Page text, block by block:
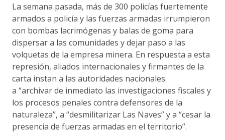
La semana pasada, más de 300 policías fuertemente
armados a policía y las fuerzas armadas irrumpieron
con bombas lacrimógenas y balas de goma para
dispersar a las comunidades y dejar paso a las
volquetas de la empresa minera. En respuesta a esta
represión, aliados internacionales y firmantes de la
carta instan a las autoridades nacionales
a “archivarde inmediato las investigaciones fiscales y
los procesos penales contra defensores de la
naturaleza”, a “desmilitarizar Las Naves” y a “cesar la
presencia de fuerzas armadas en el territorio”.